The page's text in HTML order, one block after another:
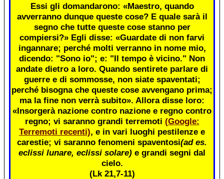
Essi gli domandarono: «Maestro, quando
avverranno dunque queste cose? E quale sarà il
segno che tutte queste cose stanno per
compiersi?» Egli disse: «Guardate di non farvi
ingannare; perché molti verranno in nome mio,
dicendo: "Sono io"; e: "Il tempo è vicino." Non
andate dietro a loro. Quando sentirete parlare di
guerre e di sommosse, non siate spaventati;
perché bisogna che queste cose avvengano prima;
ma la fine non verrà subito». Allora disse loro:
«Insorgerà nazione contro nazione e regno contro
regno; vi saranno grandi terremoti (Google:
Terremoti recenti), e in vari luoghi pestilenze e
carestie; vi saranno fenomeni spaventosi(ad es.
eclissi lunare, eclissi solare) e grandi segni dal
cielo.
(Lk 21,7-11)